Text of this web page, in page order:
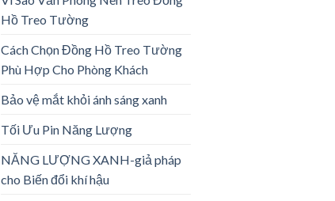
Hồ Treo Tường
Cách Chọn Đồng Hồ Treo Tường
Phù Hợp Cho Phòng Khách
Bảo vệ mắt khỏi ánh sáng xanh
Tối Ưu Pin Năng Lượng
NĂNG LƯỢNG XANH-giả pháp
cho Biến đổi khí hậu